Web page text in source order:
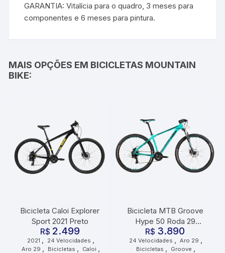
GARANTIA: Vitalícia para o quadro, 3 meses para
componentes e 6 meses para pintura.
MAIS OPÇÕES EM BICICLETAS MOUNTAIN
BIKE:
Bicicleta Caloi Explorer
Sport 2021 Preto
R$ 2.499
2021 24 Velocidades
Aro 29 Bicicletas Caloi
Bicicleta MTB Groove
Hype 50 Roda 29
Tamanho 19 24
Velocidades Verde Preto
R$ 3.890
24 Velocidades Aro 29
Bicicletas Groove